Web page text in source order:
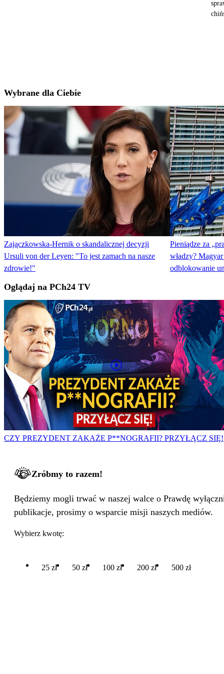
Wybrane dla Ciebie
Zajączkowska-Hernik o skandalicznej decyzji
Ursuli von der Leyen: "To jest zamach na nasze
zdrowie!"
Pieniądze za
władzy?
odblokowanie
Oglądaj na PCh24 TV
CZY PREZYDENT ZAKAŻE P**NOGRAFII? PRZYŁĄCZ SIĘ!
Zróbmy to razem!
Będziemy mogli trwać w naszej walce o Prawdę
publikacje, prosimy o wsparcie misji naszych mediów.
Wybierz kwotę:
25 zł 50 zł 100 zł 200 zł 500 zł